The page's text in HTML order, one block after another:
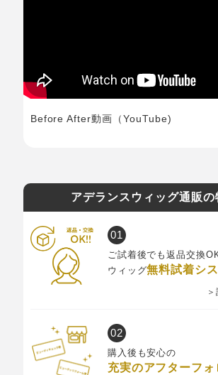
Before After動画（YouTube)
アデランスウィッグ通販の
ご試着後でも返品交換
ウィッグ無料試着シ
購入後も安心の
充実のアフターフォ